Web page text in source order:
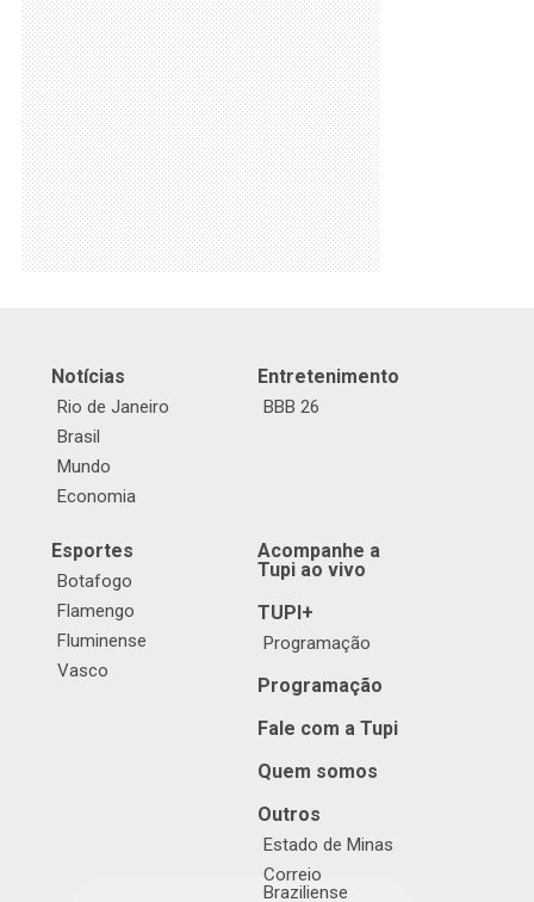
Notícias
Rio de Janeiro
Brasil
Mundo
Economia
Entretenimento
BBB 26
Esportes
Botafogo
Flamengo
Fluminense
Vasco
Acompanhe a
Tupi ao vivo
TUPI+
Programação
Programação
Fale com a Tupi
Quem somos
Outros
Estado de Minas
Correio
Braziliense